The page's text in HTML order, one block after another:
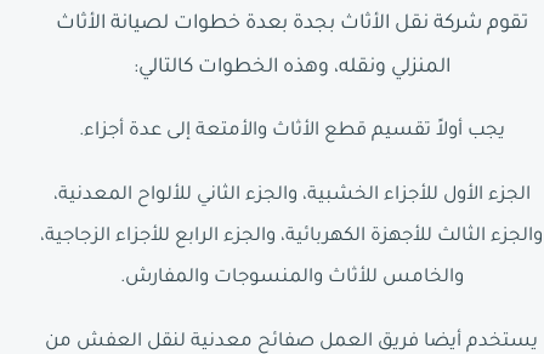
تقوم شركة نقل الأثاث بجدة بعدة خطوات لصيانة الأثاث
المنزلي ونقله، وهذه الخطوات كالتالي:
يجب أولاً تقسيم قطع الأثاث والأمتعة إلى عدة أجزاء.
الجزء الأول للأجزاء الخشبية، والجزء الثاني للألواح المعدنية،
والجزء الثالث للأجهزة الكهربائية، والجزء الرابع للأجزاء الزجاجية،
والخامس للأثاث والمنسوجات والمفارش.
يستخدم أيضا فريق العمل صفائح معدنية لنقل العفش من